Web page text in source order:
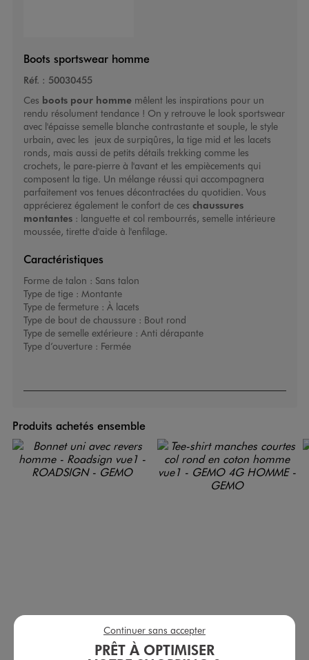
Boots sportswear homme
Réf. : 50030455
Ces boots pour hommemêlent les inspirations pour un
rendu résolument tendance ! On y retrouve le look sportswear
avec l'épaisse semelle blanche contrastante et souple, le style
urbain, avec les jeux de surpiqûres, la tige mid et les lacets
ronds, mais aussi de petits détails trekking comme les
crochets, le pare-pierre à l'avant et les empiècements qui
composent la tige. Un mélange réussi qui accompagnera
parfaitement vos tenues décontractées du quotidien. Vous
apprécierez également le confort de ces chaussures
montantes: languette et col rembourrés, semelle intérieure
moussée, tirette d'aide à l'enfilage.
Caractéristiques
Forme de talon : Sans talon
Type de tige : Montante
Type de fermeture : À lacets
Type de bout de chaussure : Bout rond
Type de semelle extérieure : Anti dérapante
Type d’ouverture : Fermée
Produits achetés ensemble
Bonnet uni avec revers homme - Roadsign
19,99 €
Tee-shirt manches courtes col rond en coton homme
5,99 €
Existe en taille +
PRÊT À OPTIMISER
Continuer sans accepter